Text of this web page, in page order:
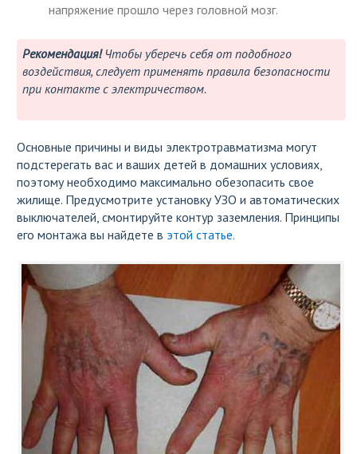
напряжение прошло через головной мозг.
Рекомендация!Чтобы уберечь себя от подобного
воздействия, следует применять правила безопасности
при контакте с электричеством.
Основные причины и виды электротравматизма могут
подстерегать вас и ваших детей в домашних условиях,
поэтому необходимо максимально обезопасить свое
жилище. Предусмотрите установку УЗО и автоматических
выключателей, смонтируйте контур заземления. Принципы
его монтажа вы найдете в этой статье.